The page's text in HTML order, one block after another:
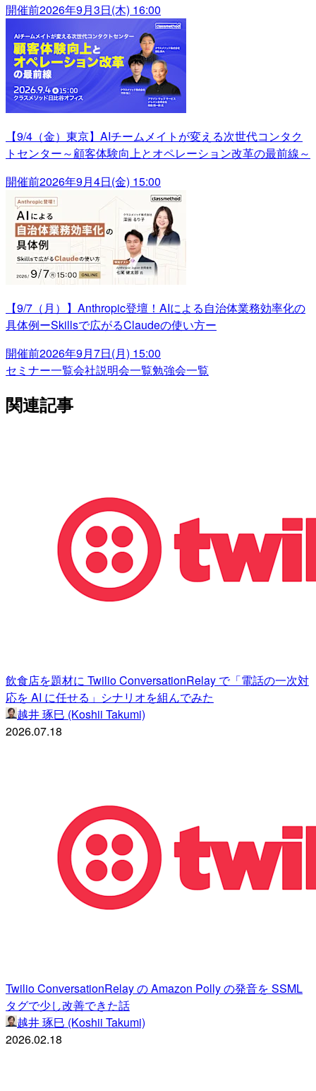
開催前2026年9月3日(木) 16:00
【9/4（金）東京】AIチームメイトが変える次世代コンタク
トセンター～顧客体験向上とオペレーション改革の最前線～
開催前2026年9月4日(金) 15:00
【9/7（月）】Anthropic登壇！AIによる自治体業務効率化の
具体例ーSkillsで広がるClaudeの使い方ー
開催前2026年9月7日(月) 15:00
セミナー一覧会社説明会一覧勉強会一覧
関連記事
飲食店を題材に Twilio ConversationRelay で「電話の一次対
応を AI に任せる」シナリオを組んでみた
越井 琢巳 (Koshii Takumi)
2026.07.18
Twilio ConversationRelay の Amazon Polly の発音を SSML
タグで少し改善できた話
越井 琢巳 (Koshii Takumi)
2026.02.18